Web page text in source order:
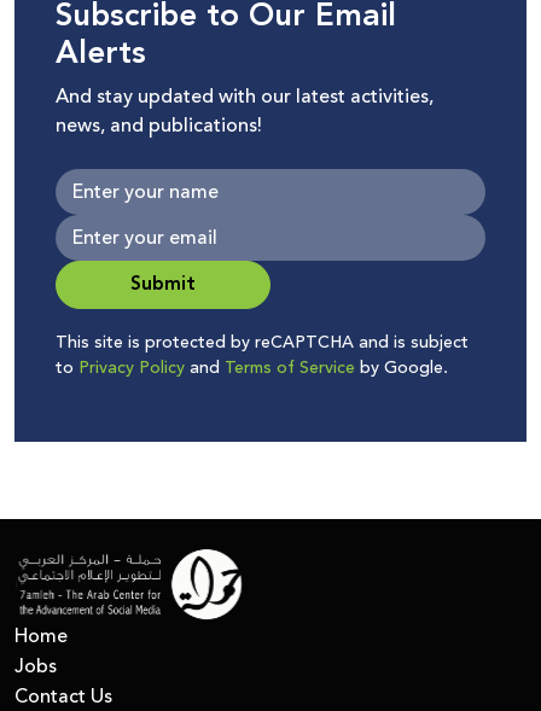
Subscribe to Our Email
Alerts
And stay updated with our latest activities,
news, and publications!
Submit
This site is protected by reCAPTCHA and is subject
to Privacy Policyand Terms of Service by Google.
Home
Jobs
Contact Us